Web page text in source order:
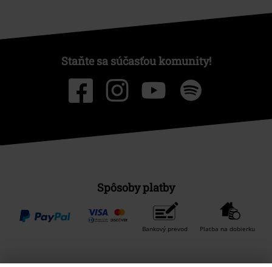
Staňte sa súčasťou komunity!
Spôsoby platby
Bankový prevod Platba na dobierku